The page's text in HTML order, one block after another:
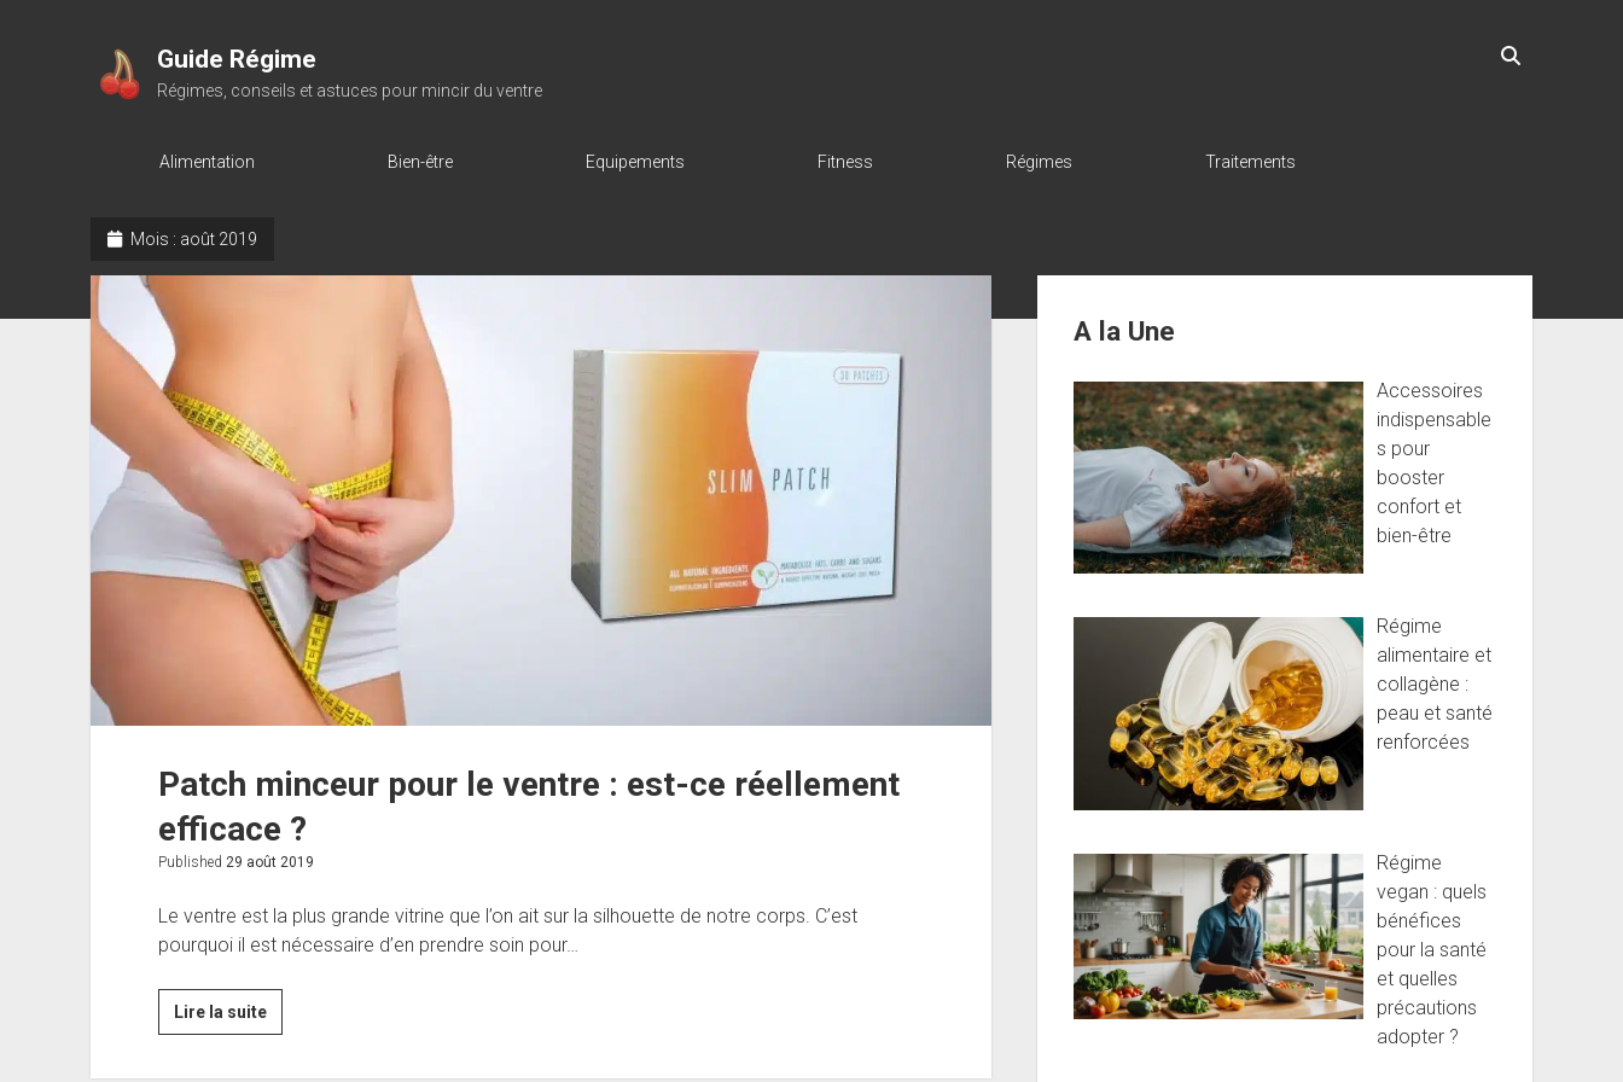
Guide Régime
Régimes, conseils et astuces pour mincir du ventre
Alimentation Bien-être Equipements Fitness Régimes Traitements
Mois : août 2019
Patch minceur pour le ventre : est-ce réellement
efficace ?
Published 29 août 2019
Le ventre est la plus grande vitrine que l’on ait sur la silhouette de notre corps. C’est
pourquoi il est nécessaire d’en prendre soin pour…
Lire la suitePatch
minceur
A la Une
Accessoires
indispensable
s pour
booster
confort et
bien-être
Régime
alimentaire et
collagène :
peau et santé
renforcées
Régime
vegan : quels
bénéfices
pour la santé
et quelles
précautions
adopter ?